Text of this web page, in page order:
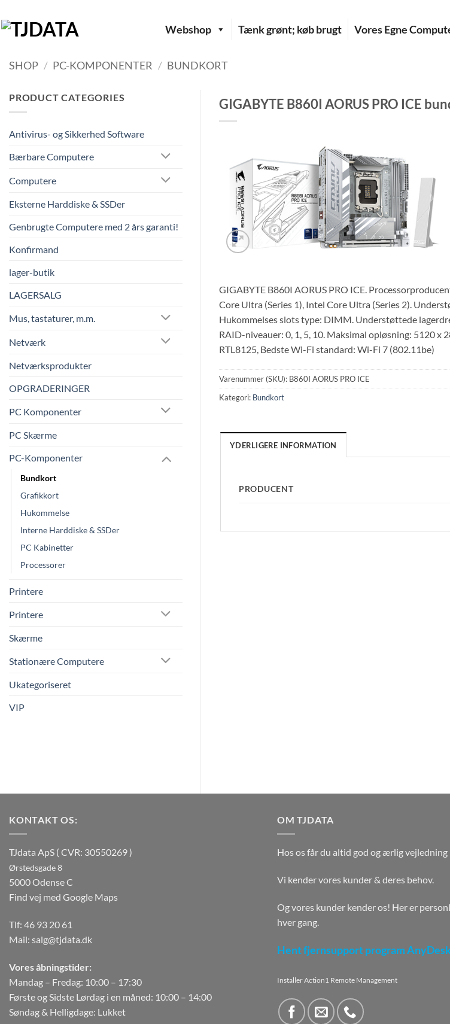
til
indhold
Webshop Tænk grønt; køb brugt Vores Egne
SHOP / PC-KOMPONENTER / BUNDKORT
PRODUCT CATEGORIES
Antivirus- og Sikkerhed Software
Bærbare Computere
Computere
Eksterne Harddiske & SSDer
Genbrugte Computere med 2 års garanti!
Konfirmand
lager-butik
LAGERSALG
Mus, tastaturer, m.m.
Netværk
Netværksprodukter
OPGRADERINGER
PC Komponenter
PC Skærme
PC-Komponenter
Bundkort
Grafikkort
Hukommelse
Interne Harddiske & SSDer
PC Kabinetter
Processorer
Printere
Printere
Skærme
Stationære Computere
Ukategoriseret
VIP
GIGABYTE B860I AORUS PRO ICE
GIGABYTE B860I AORUS PRO ICE.
Core Ultra (Series 1), Intel Core Ultra (Series 2).
Hukommelses slots type: DIMM. Understøttede
RAID-niveauer: 0, 1, 5, 10. Maksimal opløsning: 5120
RTL8125, Bedste Wi-Fi standard: Wi-Fi 7 (802.11be)
Varenummer (SKU): B860I AORUS PRO ICE
Kategori: Bundkort
YDERLIGERE INFORMATION
PRODUCENT
KONTAKT OS:
TJdata ApS ( CVR: 30550269 )
Ørstedsgade 8
5000 Odense C
Find vej med Google Maps
Tlf: 46 93 20 61
Mail: salg@tjdata.dk
Vores åbningstider:
Mandag – Fredag: 10:00 – 17:30
Første og Sidste Lørdag i en måned: 10:00 – 14:00
Søndag & Helligdage: Lukket
OM TJDATA
Hos os får du altid god og ærlig vejledning
Vi kender vores kunder & deres behov.
Og vores kunder kender os! Her er
hver gang.
Hent fjernsupport program
Installer Action1 Remote Management